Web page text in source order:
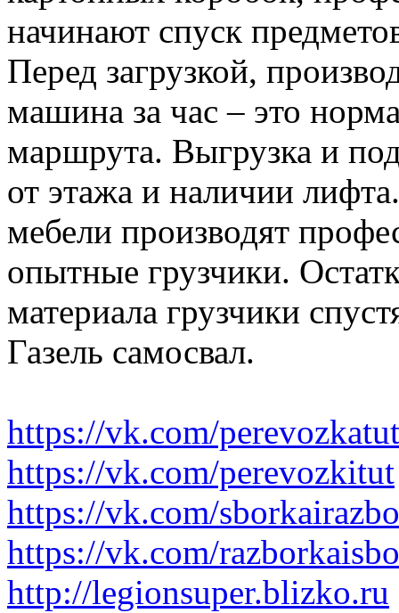
начинают спуск
Перед загрузкой,
машина за час – это
маршрута. Выгрузка и
от этажа и наличии
мебели производят
опытные грузчики.
материала грузчики
Газель самосвал.
https://vk.com/perevozkatut
https://vk.com/perevozkitut
https://vk.com/
https://vk.com/
http://legionsuper.blizko.ru